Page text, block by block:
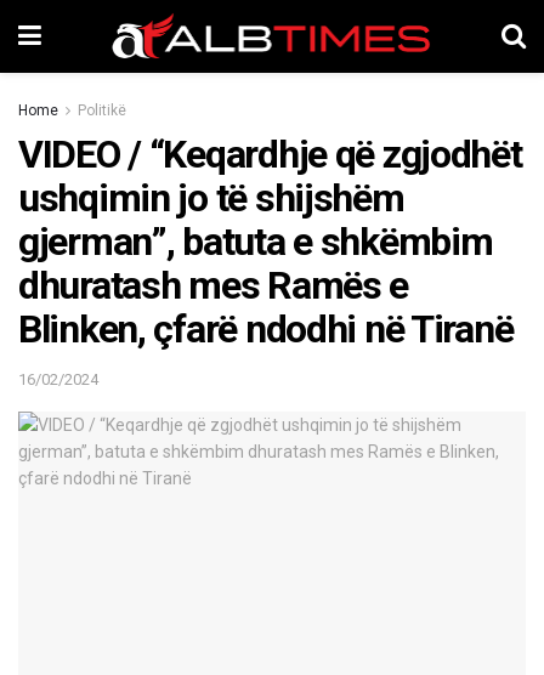
Home Politikë
VIDEO / “Keqardhje që zgjodhët
ushqimin jo të shijshëm
gjerman”, batuta e shkëmbim
dhuratash mes Ramës e
Blinken, çfarë ndodhi në Tiranë
16/02/2024